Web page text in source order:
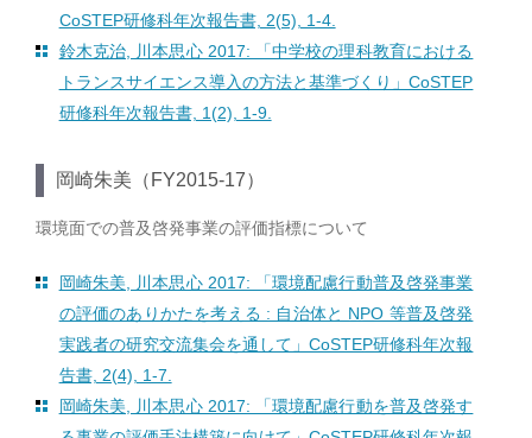
CoSTEP研修科年次報告書, 2(5), 1-4.
鈴木克治, 川本思心 2017: 「中学校の理科教育における
トランスサイエンス導入の方法と基準づくり」CoSTEP
研修科年次報告書, 1(2), 1-9.
岡崎朱美（FY2015-17）
環境面での普及啓発事業の評価指標について
岡崎朱美, 川本思心 2017: 「環境配慮行動普及啓発事業
の評価のありかたを考える : 自治体と NPO 等普及啓発
実践者の研究交流集会を通して」CoSTEP研修科年次報
告書, 2(4), 1-7.
岡崎朱美, 川本思心 2017: 「環境配慮行動を普及啓発す